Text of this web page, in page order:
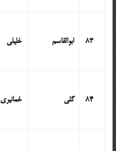
83 ابوالقاسم خلیلی
84 گلی خمانیری